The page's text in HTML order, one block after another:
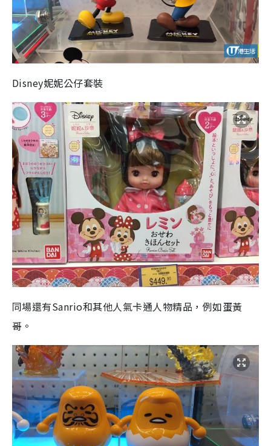
Disney妮妮公仔套裝
同場還有Sanrio和其他人氣卡通人物精品，例如蛋黃
哥。